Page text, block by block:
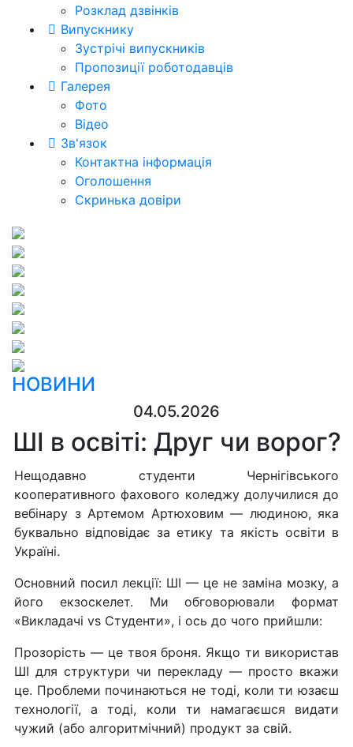
Розклад дзвінків
Випускнику
Зустрічі випускників
Пропозиції роботодавців
Галерея
Фото
Відео
Зв'язок
Контактна інформація
Оголошення
Скринька довіри
НОВИНИ
04.05.2026
ШІ в освіті: Друг чи ворог?
Нещодавно студенти Чернігівського
кооперативного фахового коледжу долучилися до
вебінару з Артемом Артюховим — людиною, яка
буквально відповідає за етику та якість освіти в
Україні.
Основний посил лекції: ШІ — це не заміна мозку, а
його екзоскелет. Ми обговорювали формат
«Викладачі vs Студенти», і ось до чого прийшли:
Прозорість — це твоя броня. Якщо ти використав
ШІ для структури чи перекладу — просто вкажи
це. Проблеми починаються не тоді, коли ти юзаєш
технології, а тоді, коли ти намагаєшся видати
чужий (або алгоритмічний) продукт за свій.